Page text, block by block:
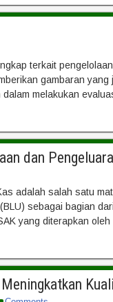
terkait
gambaran
melakukan
dan
adalah salah satu
sebagai bagian
yang diterapkan